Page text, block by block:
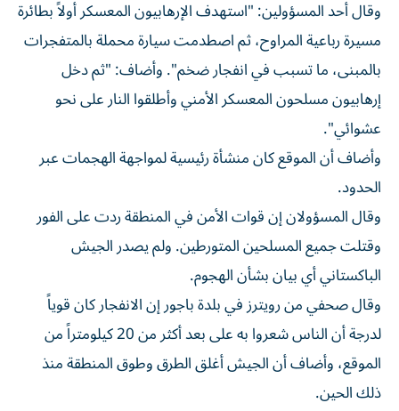
وقال أحد المسؤولين: "استهدف الإرهابيون المعسكر أولاً بطائرة
مسيرة رباعية المراوح، ثم ​اصطدمت سيارة محملة بالمتفجرات
بالمبنى، ما تسبب في انفجار ‌ضخم". وأضاف: "ثم دخل
إرهابيون مسلحون المعسكر الأمني وأطلقوا النار على نحو
عشوائي".
وأضاف أن الموقع كان منشأة رئيسية لمواجهة الهجمات عبر
الحدود.
وقال المسؤولان ⁠إن قوات الأمن في المنطقة ردت على الفور
وقتلت جميع المسلحين المتورطين. ولم يصدر الجيش
الباكستاني أي بيان بشأن الهجوم.
وقال صحفي من رويترز ​في بلدة ‌باجور إن الانفجار كان قوياً
لدرجة أن الناس شعروا به ‌على بعد أكثر من 20 كيلومتراً من
الموقع، وأضاف أن الجيش أغلق الطرق وطوق المنطقة منذ
ذلك الحين.